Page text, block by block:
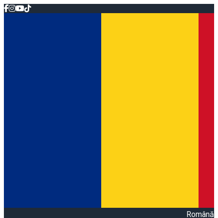
Română